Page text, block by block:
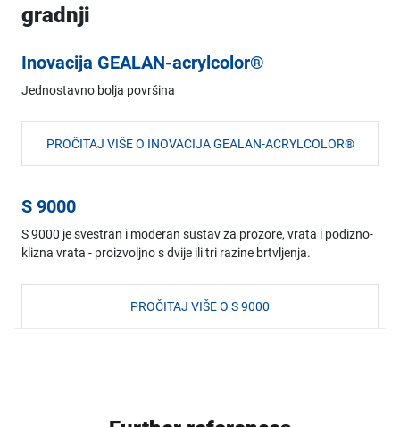
gradnji
Inovacija GEALAN-acrylcolor®
Jednostavno bolja površina
PROČITAJ VIŠE O INOVACIJA GEALAN-ACRYLCOLOR®
S 9000
S 9000 je svestran i moderan sustav za prozore, vrata i podizno-
klizna vrata - proizvoljno s dvije ili tri razine brtvljenja.
PROČITAJ VIŠE O S 9000